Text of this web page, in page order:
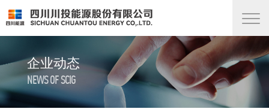
企业动态
NEWS OF SCIG